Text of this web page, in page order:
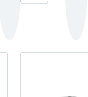
also der Art der